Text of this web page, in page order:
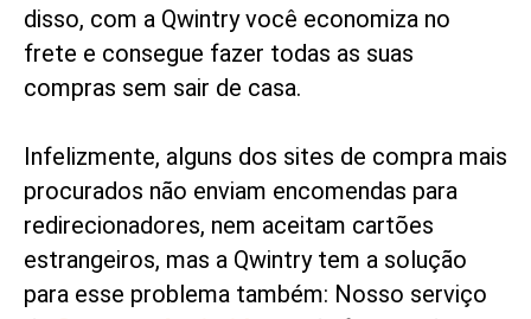
disso, com a Qwintry você economiza no
frete e consegue fazer todas as suas
compras sem sair de casa.
Infelizmente, alguns dos sites de compra mais
procurados não enviam encomendas para
redirecionadores, nem aceitam cartões
estrangeiros, mas a Qwintry tem a solução
para esse problema também: Nosso serviço